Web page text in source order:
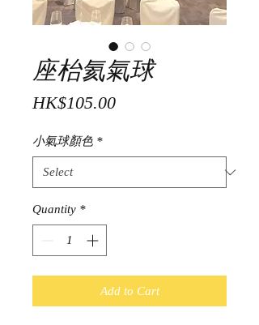
座枱氦氣球
HK$105.00Price
小氣球顏色 *
Quantity *
Add to Cart